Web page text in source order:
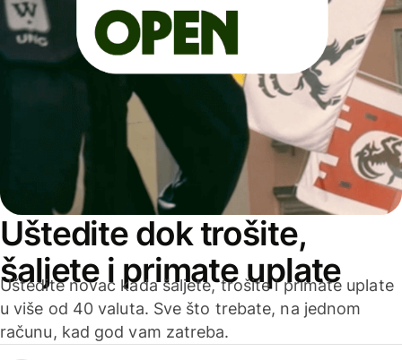
Uštedite dok trošite,
šaljete i primate uplate
Uštedite novac kada šaljete, trošite i primate uplate
u više od 40 valuta. Sve što trebate, na jednom
računu, kad god vam zatreba.